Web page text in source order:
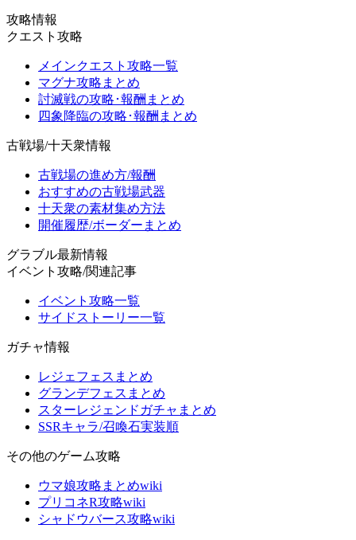
攻略情報
クエスト攻略
メインクエスト攻略一覧
マグナ攻略まとめ
討滅戦の攻略･報酬まとめ
四象降臨の攻略･報酬まとめ
古戦場/十天衆情報
古戦場の進め方/報酬
おすすめの古戦場武器
十天衆の素材集め方法
開催履歴/ボーダーまとめ
グラブル最新情報
イベント攻略/関連記事
イベント攻略一覧
サイドストーリー一覧
ガチャ情報
レジェフェスまとめ
グランデフェスまとめ
スターレジェンドガチャまとめ
SSRキャラ/召喚石実装順
その他のゲーム攻略
ウマ娘攻略まとめwiki
プリコネR攻略wiki
シャドウバース攻略wiki